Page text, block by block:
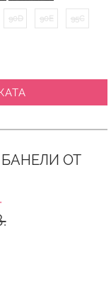
90D 90E 95C
ОТ